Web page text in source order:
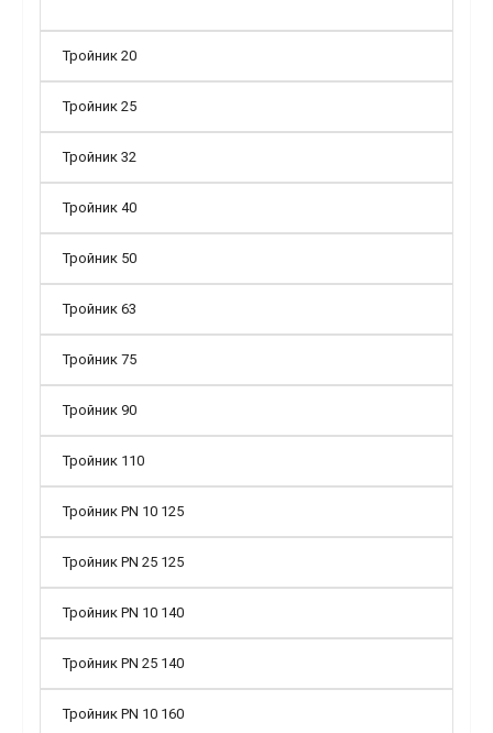
Тройник 20
Тройник 25
Тройник 32
Тройник 40
Тройник 50
Тройник 63
Тройник 75
Тройник 90
Тройник 110
Тройник PN 10 125
Тройник PN 25 125
Тройник PN 10 140
Тройник PN 25 140
Тройник PN 10 160